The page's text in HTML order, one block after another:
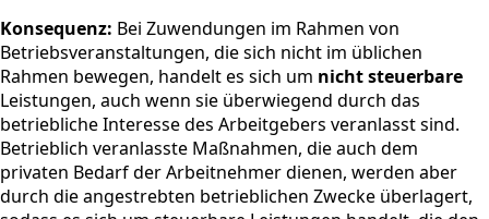
Konsequenz: Bei Zuwendungen im Rahmen von
Betriebsveranstaltungen, die sich nicht im üblichen
Rahmen bewegen, handelt es sich um nicht steuerbare
Leistungen, auch wenn sie überwiegend durch das
betriebliche Interesse des Arbeitgebers veranlasst sind.
Betrieblich veranlasste Maßnahmen, die auch dem
privaten Bedarf der Arbeitnehmer dienen, werden aber
durch die angestrebten betrieblichen Zwecke überlagert,